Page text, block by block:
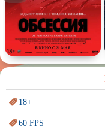
Спектакль
18+
60 FPS